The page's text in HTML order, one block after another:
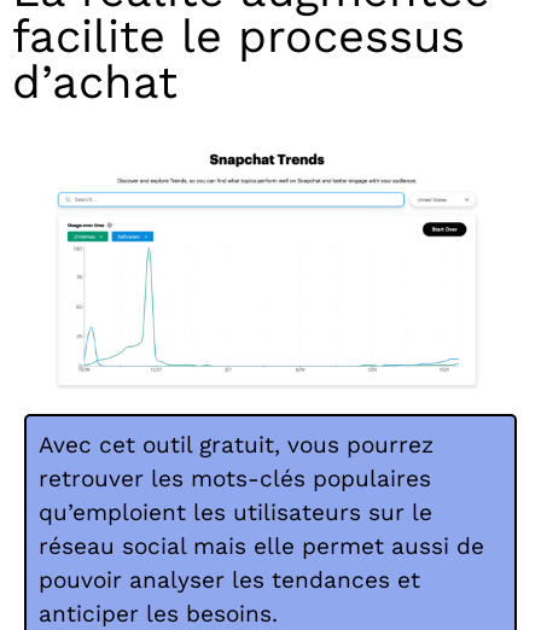
facilite le processus
d’achat
Avec cet outil gratuit, vous pourrez
retrouver les mots-clés populaires
qu’emploient les utilisateurs sur le
réseau social mais elle permet aussi de
pouvoir analyser les tendances et
anticiper les besoins.